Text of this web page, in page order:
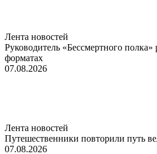
Лента новостей
Руководитель «Бессмертного полка»
форматах
07.08.2026
Лента новостей
Путешественники повторили путь
07.08.2026